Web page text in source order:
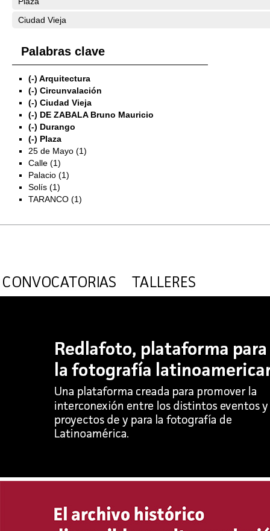
Ciudad Vieja
Palabras clave
(-) Arquitectura
(-) Circunvalación
(-) Ciudad Vieja
(-) DE ZABALA Bruno Mauricio
(-) Durango
(-) Plaza
25 de Mayo (1)
Calle (1)
Palacio (1)
Solís (1)
TARANCO (1)